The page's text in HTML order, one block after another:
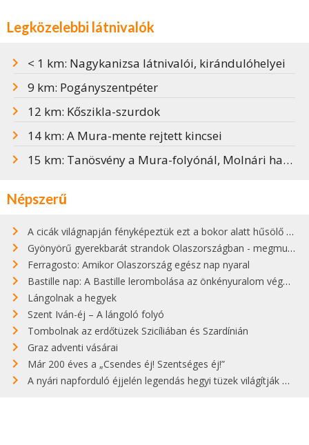
Legközelebbi látnivalók
< 1 km: Nagykanizsa látnivalói, kirándulóhelyei
9 km: Pogányszentpéter
12 km: Kőszikla-szurdok
14 km: A Mura-mente rejtett kincsei
15 km: Tanösvény a Mura-folyónál, Molnári határában
Népszerű
A cicák világnapján fényképeztük ezt a bokor alatt hűsölő cicát Kisorosziban
Gyönyörű gyerekbarát strandok Olaszországban - megmutatjuk a 15 legjobbat
Ferragosto: Amikor Olaszország egész nap nyaral
Bastille nap: A Bastille lerombolása az önkényuralom végét jelentette
Lángolnak a hegyek
Szent Iván-éj – A lángoló folyó
Tombolnak az erdőtüzek Szicíliában és Szardínián
Graz adventi vásárai
Már 200 éves a „Csendes éj! Szentséges éj!”
A nyári napforduló éjjelén legendás hegyi tüzek világítják meg Zugspitzét